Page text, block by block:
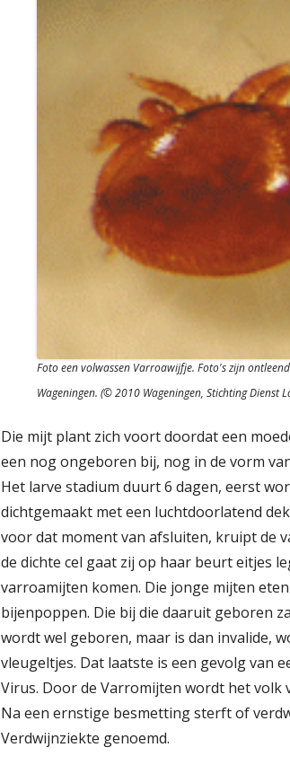
Foto een volwassen Varroawijfje. Foto's zijn
Wageningen. (© 2010 Wageningen, Stichting Dienst
Die mijt plant zich voort doordat een
een nog ongeboren bij, nog in de vorm
Het larve stadium duurt 6 dagen, eerst
dichtgemaakt met een luchtdoorlatend
voor dat moment van afsluiten, kruipt de
de dichte cel gaat zij op haar beurt eitjes
varroamijten komen. Die jonge mijten
bijenpoppen. Die bij die daaruit geboren
wordt wel geboren, maar is dan invalide,
vleugeltjes. Dat laatste is een gevolg van
Virus. Door de Varromijten wordt het volk
Na een ernstige besmetting sterft of
Verdwijnziekte genoemd.